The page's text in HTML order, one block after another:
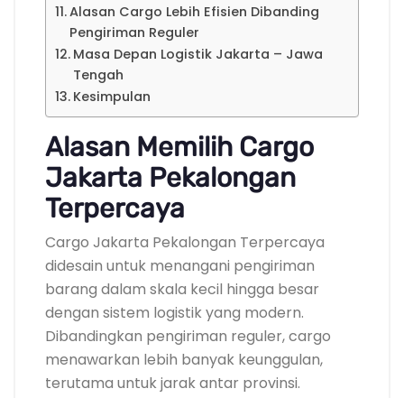
Alasan Cargo Lebih Efisien Dibanding
Pengiriman Reguler
Masa Depan Logistik Jakarta – Jawa
Tengah
Kesimpulan
Alasan Memilih Cargo
Jakarta Pekalongan
Terpercaya
Cargo Jakarta Pekalongan Terpercaya
didesain untuk menangani pengiriman
barang dalam skala kecil hingga besar
dengan sistem logistik yang modern.
Dibandingkan pengiriman reguler, cargo
menawarkan lebih banyak keunggulan,
terutama untuk jarak antar provinsi.